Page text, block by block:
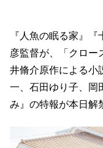
『人魚の眠る家』
彦監督が、「クロー
井脩介原作による小
一、石田ゆり子、岡
み』の特報が本日解